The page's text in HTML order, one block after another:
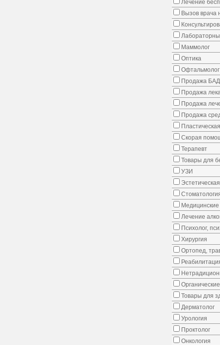
Лечение
Вызов врача
Маммолог
Оптика
Офтальмолог
Продажа
Продажа
Продажа
Продажа
Скорая
Терапевт
Товары для
УЗИ
Медицинские
Лечение
Психолог,
Хирургия
Ортопед,
Товары для
Дерматолог
Урология
Проктолог
Онкология